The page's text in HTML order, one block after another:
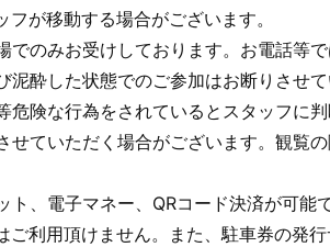
が移動する場合がございます。
のみお受けしております。お電話等で
酔した状態でのご参加はお断りさせて
険な行為をされているとスタッフに
ていただく場合がございます。観覧の
、電子マネー、QRコード決済が可能
利用頂けません。また、駐車券の発